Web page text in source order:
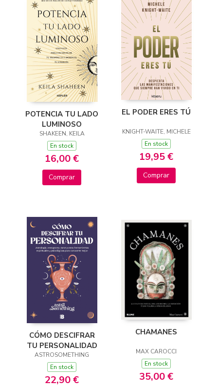
POTENCIA TU LADO
LUMINOSO
SHAKEEN, KEILA
En stock
16,00 €
Comprar
EL PODER ERES TÚ
KNIGHT-WAITE, MICHELE
En stock
19,95 €
Comprar
CÓMO DESCIFRAR
TU PERSONALIDAD
ASTROSOMETHING
En stock
22,90 €
CHAMANES
MAX CAROCCI
En stock
35,00 €